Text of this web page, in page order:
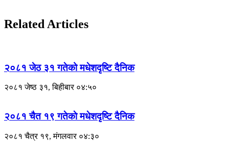
Related Articles
२०८१ जेठ ३१ गतेको मधेशदृष्टि दैनिक
२०८१ जेष्ठ ३१, बिहीबार ०४:५०
२०८१ चैत १९ गतेकाे मधेशदृष्टि दैनिक
२०८१ चैत्र १९, मंगलवार ०४:३०